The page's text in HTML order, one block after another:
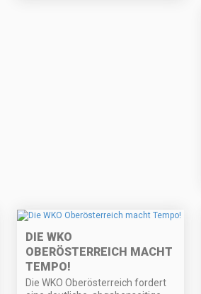
DIE WKO
OBERÖSTERREICH MACHT
TEMPO!
Die WKO Oberösterreich fordert